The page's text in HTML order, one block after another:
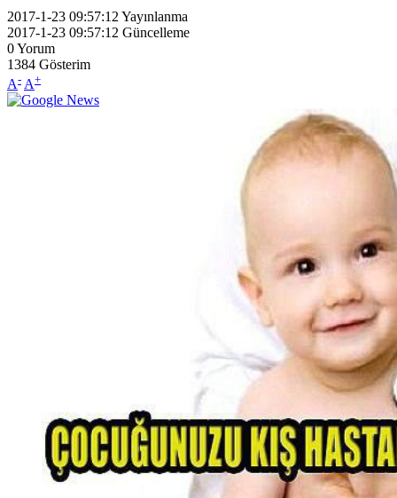
2017-1-23 09:57:12 Yayınlanma
2017-1-23 09:57:12 Güncelleme
0Yorum
1384 Gösterim
A- A+